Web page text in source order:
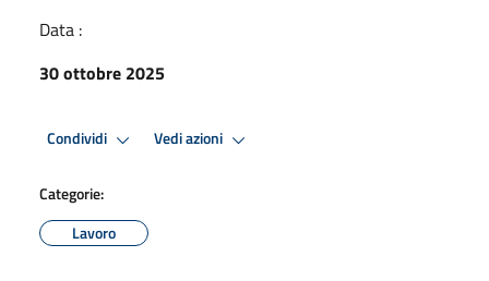
Data :
30 ottobre 2025
Condividi Vedi azioni
Categorie:
Lavoro